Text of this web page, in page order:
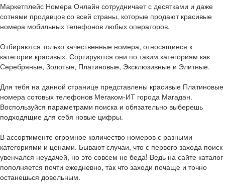
Маркетплейс Номера Онлайн сотрудничает с десятками и даже
сотнями продавцов со всей страны, которые продают красивые
номера мобильных телефонов любых операторов.
Отбираются только качественные номера, относящиеся к
категории красивых. Сортируются они по таким категориям как
Серебряные, Золотые, Платиновые, Эксклюзивные и Элитные.
Для тебя на данной странице представлены красивые Платиновые
номера сотовых телефонов Мегаком-ИТ города Магадан.
Воспользуйся параметрами поиска и обязательно выберешь
подходящие для себя новые цифры.
В ассортименте огромное количество номеров с разными
категориями и ценами. Бывают случаи, что с первого захода поиск
увенчался неудачей, но это совсем не беда! Ведь на сайте каталог
пополняется почти ежедневно, так что заходи почаще и точно
останешься довольным.